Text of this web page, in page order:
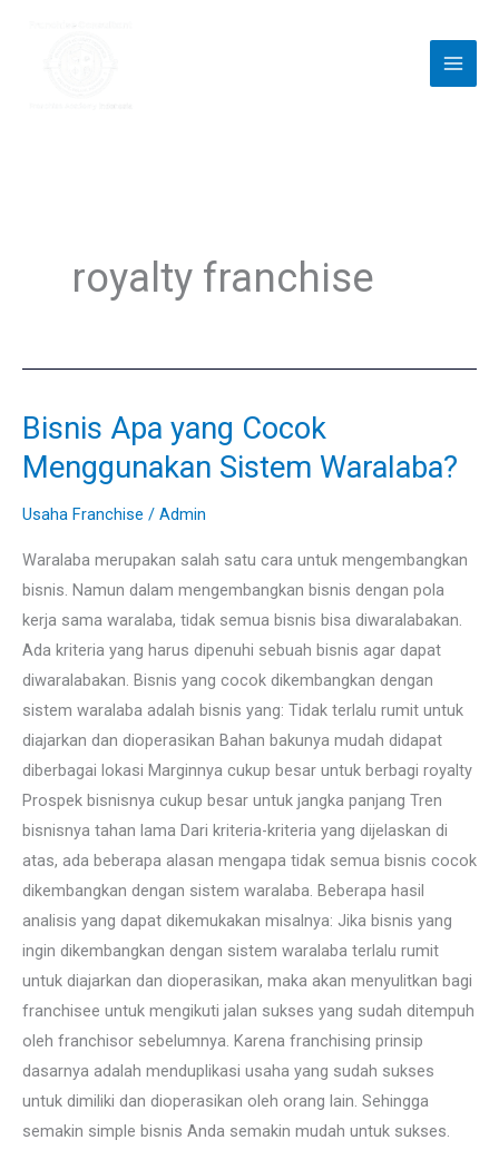
royalty franchise
Bisnis Apa yang Cocok
Menggunakan Sistem Waralaba?
Usaha Franchise / Admin
Waralaba merupakan salah satu cara untuk mengembangkan
bisnis. Namun dalam mengembangkan bisnis dengan pola
kerja sama waralaba, tidak semua bisnis bisa diwaralabakan.
Ada kriteria yang harus dipenuhi sebuah bisnis agar dapat
diwaralabakan. Bisnis yang cocok dikembangkan dengan
sistem waralaba adalah bisnis yang: Tidak terlalu rumit untuk
diajarkan dan dioperasikan Bahan bakunya mudah didapat
diberbagai lokasi Marginnya cukup besar untuk berbagi royalty
Prospek bisnisnya cukup besar untuk jangka panjang Tren
bisnisnya tahan lama Dari kriteria-kriteria yang dijelaskan di
atas, ada beberapa alasan mengapa tidak semua bisnis cocok
dikembangkan dengan sistem waralaba. Beberapa hasil
analisis yang dapat dikemukakan misalnya: Jika bisnis yang
ingin dikembangkan dengan sistem waralaba terlalu rumit
untuk diajarkan dan dioperasikan, maka akan menyulitkan bagi
franchisee untuk mengikuti jalan sukses yang sudah ditempuh
oleh franchisor sebelumnya. Karena franchising prinsip
dasarnya adalah menduplikasi usaha yang sudah sukses
untuk dimiliki dan dioperasikan oleh orang lain. Sehingga
semakin simple bisnis Anda semakin mudah untuk sukses.
Bisnis
Apa
yang
Cocok